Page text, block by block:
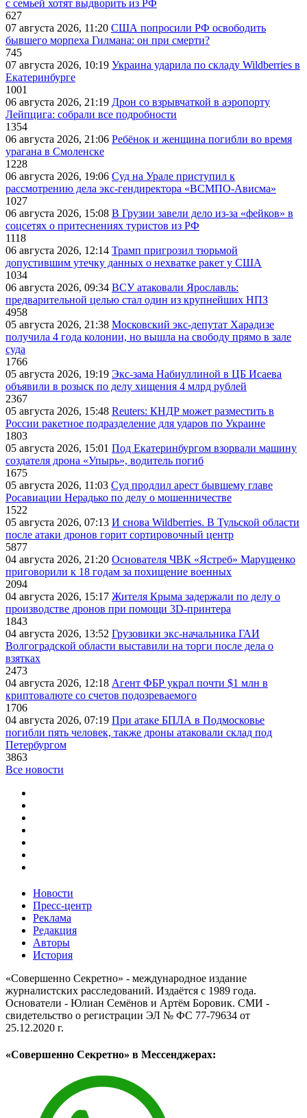
с семьей хотят выдворить из РФ
627
07 августа 2026, 11:20 США попросили РФ освободить
бывшего морпеха Гилмана: он при смерти?
745
07 августа 2026, 10:19 Украина ударила по складу Wildberries в
Екатеринбурге
1001
06 августа 2026, 21:19 Дрон со взрывчаткой в аэропорту
Лейпцига: собрали все подробности
1354
06 августа 2026, 21:06 Ребёнок и женщина погибли во время
урагана в Смоленске
1228
06 августа 2026, 19:06 Суд на Урале приступил к
рассмотрению дела экс-гендиректора «ВСМПО-Ависма»
1027
06 августа 2026, 15:08 В Грузии завели дело из-за «фейков» в
соцсетях о притеснениях туристов из РФ
1118
06 августа 2026, 12:14 Трамп пригрозил тюрьмой
допустившим утечку данных о нехватке ракет у США
1034
06 августа 2026, 09:34 ВСУ атаковали Ярославль:
предварительной целью стал один из крупнейших НПЗ
4958
05 августа 2026, 21:38 Московский экс-депутат Харадизе
получила 4 года колонии, но вышла на свободу прямо в зале
суда
1766
05 августа 2026, 19:19 Экс-зама Набиуллиной в ЦБ Исаева
объявили в розыск по делу хищения 4 млрд рублей
2367
05 августа 2026, 15:48 Reuters: КНДР может разместить в
России ракетное подразделение для ударов по Украине
1803
05 августа 2026, 15:01 Под Екатеринбургом взорвали машину
создателя дрона «Упырь», водитель погиб
1675
05 августа 2026, 11:03 Суд продлил арест бывшему главе
Росавиации Нерадько по делу о мошенничестве
1522
05 августа 2026, 07:13 И снова Wildberries. В Тульской области
после атаки дронов горит сортировочный центр
5877
04 августа 2026, 21:20 Основателя ЧВК «Ястреб» Марущенко
приговорили к 18 годам за похищение военных
2094
04 августа 2026, 15:17 Жителя Крыма задержали по делу о
производстве дронов при помощи 3D‑принтера
1843
04 августа 2026, 13:52 Грузовики экс-начальника ГАИ
Волгоградской области выставили на торги после дела о
взятках
2473
04 августа 2026, 12:18 Агент ФБР украл почти $1 млн в
криптовалюте со счетов подозреваемого
1706
04 августа 2026, 07:19 При атаке БПЛА в Подмосковье
погибли пять человек, также дроны атаковали склад под
Петербургом
3863
Все новости
Новости
Пресс-центр
Реклама
Редакция
Авторы
История
«Совершенно Секретно» - международное издание
журналистских расследований. Издаётся с 1989 года.
Основатели - Юлиан Семёнов и Артём Боровик. CМИ -
свидетельство о регистрации ЭЛ № ФС 77-79634 от
25.12.2020 г.
«Совершенно Секретно» в Мессенджерах: